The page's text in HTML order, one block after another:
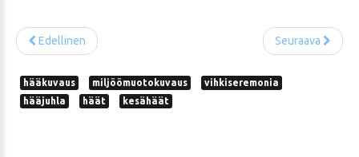
Edellinen Seuraava
hääkuvaus miljöömuotokuvaus
vihkiseremonia
hääjuhla
häät kesähäät